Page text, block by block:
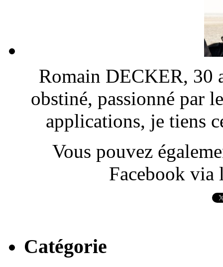
Romain DECKER, 30
obstiné, passionné par
applications, je tiens
Vous pouvez
Facebook via
Catégorie